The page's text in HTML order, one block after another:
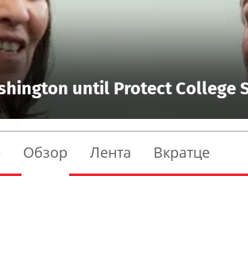
until Protect College
Обзор Лента Вкратце